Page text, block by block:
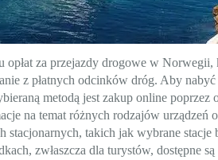
opłat za przejazdy drogowe w
z płatnych odcinków dróg. Aby
metodą jest zakup online poprzez
na temat różnych rodzajów
stacjonarnych, takich jak wybrane
zwłaszcza dla turystów, dostępne